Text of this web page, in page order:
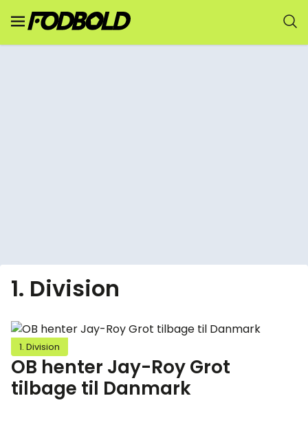
1. Division
1. Division
OB henter Jay-Roy Grot
tilbage til Danmark